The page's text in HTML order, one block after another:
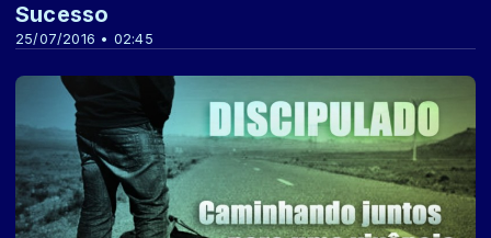
25/07/2016 • 02:45
Sucesso